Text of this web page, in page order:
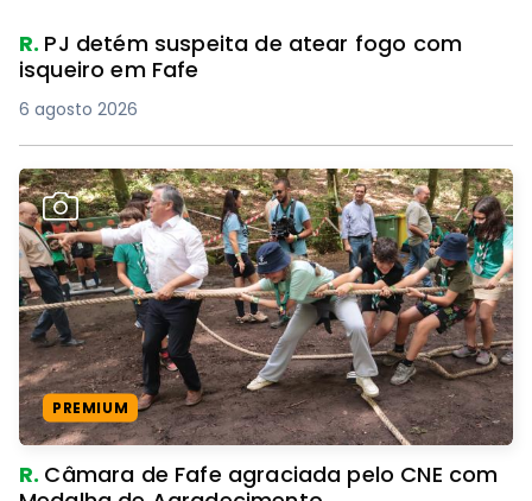
R. PJ detém suspeita de atear fogo com
isqueiro em Fafe
6 agosto 2026
PREMIUM
R. Câmara de Fafe agraciada pelo CNE com